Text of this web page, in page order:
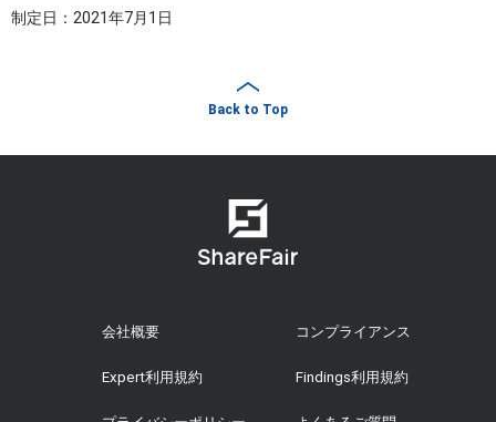
制定日：2021年7月1日
Back to Top
会社概要 コンプライアンス
Expert利用規約 Findings利用規約